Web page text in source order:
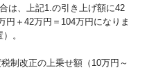
は、上記1.の引き上げ額に42
円＋42万円＝104万円になりま
。
制改正の上乗せ額（10万円～